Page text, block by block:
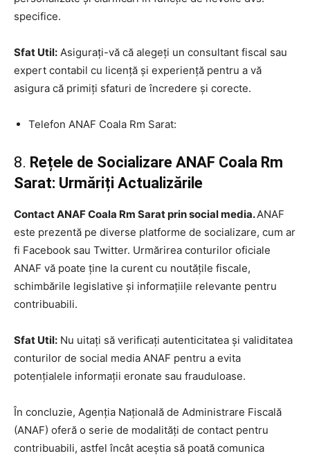
specifice.
Sfat Util: Asigurați-vă că alegeți un consultant fiscal sau
expert contabil cu licență și experiență pentru a vă
asigura că primiți sfaturi de încredere și corecte.
Telefon ANAF Coala Rm Sarat:
8. Rețele de Socializare ANAF Coala Rm
Sarat: Urmăriți Actualizările
Contact ANAF Coala Rm Sarat prin social media.ANAF
este prezentă pe diverse platforme de socializare, cum ar
fi Facebook sau Twitter. Urmărirea conturilor oficiale
ANAF vă poate ține la curent cu noutățile fiscale,
schimbările legislative și informațiile relevante pentru
contribuabili.
Sfat Util: Nu uitați să verificați autenticitatea și validitatea
conturilor de social media ANAF pentru a evita
potențialele informații eronate sau frauduloase.
În concluzie, Agenția Națională de Administrare Fiscală
(ANAF) oferă o serie de modalități de contact pentru
contribuabili, astfel încât aceștia să poată comunica